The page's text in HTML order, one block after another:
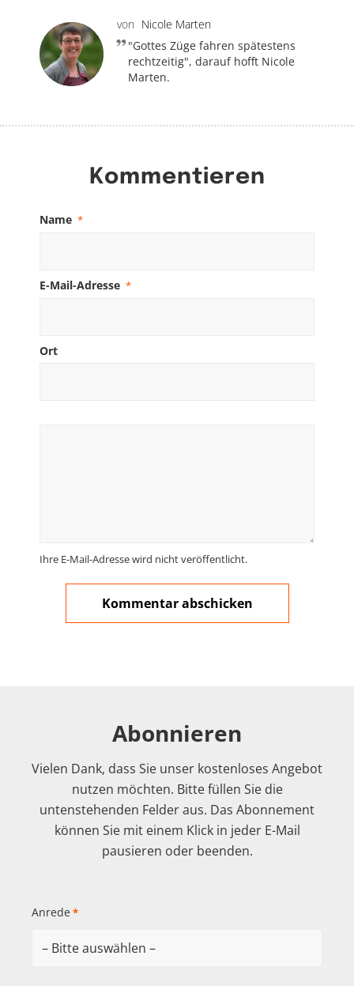
von Nicole Marten
"Gottes Züge fahren spätestens
rechtzeitig", darauf hofft Nicole
Marten.
Kommentieren
Name *
E-Mail-Adresse *
Ort
Ihre E-Mail-Adresse wird nicht veröffentlicht.
Abonnieren
Vielen Dank, dass Sie unser kostenloses Angebot
nutzen möchten. Bitte füllen Sie die
untenstehenden Felder aus. Das Abonnement
können Sie mit einem Klick in jeder E-Mail
pausieren oder beenden.
Anrede *